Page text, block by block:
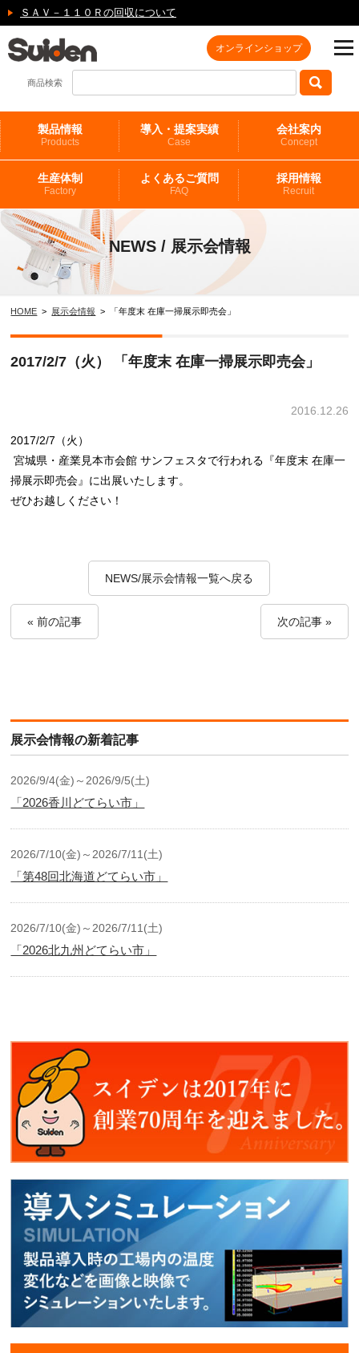
ＳＡＶ－１１０Ｒの回収について
オンラインショップ
商品検索
製品情報
Products
導入・提案実績
Case
会社案内
Concept
生産体制
Factory
よくあるご質問
FAQ
採用情報
Recruit
NEWS / 展示会情報
HOME > 展示会情報 > 「年度末 在庫一掃展示即売会」
2017/2/7（火） 「年度末 在庫一掃展示即売会」
2016.12.26
2017/2/7（火）
宮城県・産業見本市会館 サンフェスタで行われる『年度末 在庫一
掃展示即売会』に出展いたします。
ぜひお越しください！
NEWS/展示会情報一覧へ戻る
« 前の記事 次の記事 »
展示会情報の新着記事
2026/9/4(金)～2026/9/5(土)
「2026香川どてらい市」
2026/7/10(金)～2026/7/11(土)
「第48回北海道どてらい市」
2026/7/10(金)～2026/7/11(土)
「2026北九州どてらい市」